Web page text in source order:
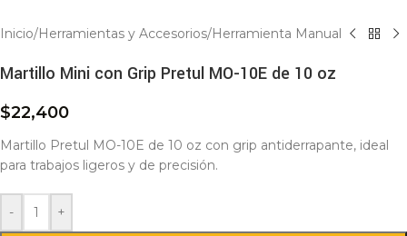
Inicio/Herramientas y Accesorios/Herramienta Manual
Martillo Mini con Grip Pretul MO-10E de 10 oz
$22,400
Martillo Pretul MO-10E de 10 oz con grip antiderrapante, ideal
para trabajos ligeros y de precisión.
- +